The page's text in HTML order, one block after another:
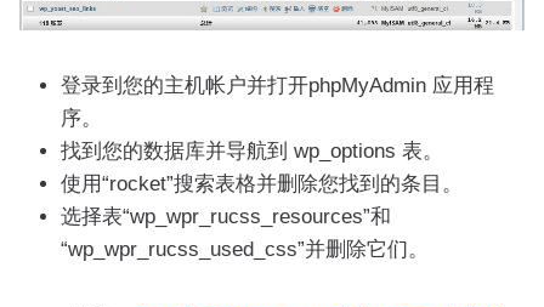
登录到您的主机帐户并打开phpMyAdmin 应用程
序。
找到您的数据库并导航到 wp_options 表。
使用“rocket”搜索表格并删除您找到的条目。
选择表“wp_wpr_rucss_resources”和
“wp_wpr_rucss_used_css”并删除它们。